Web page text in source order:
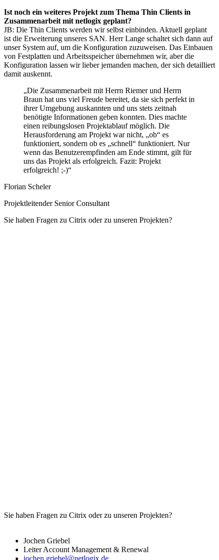
Ist noch ein weiteres Projekt zum Thema Thin Clients in
Zusammenarbeit mit netlogix geplant?
JB: Die Thin Clients werden wir selbst einbinden. Aktuell geplant
ist die Erweiterung unseres SAN. Herr Lange schaltet sich dann auf
unser System auf, um die Konfiguration zuzuweisen. Das Einbauen
von Festplatten und Arbeitsspeicher übernehmen wir, aber die
Konfiguration lassen wir lieber jemanden machen, der sich detailliert
damit auskennt.
„Die Zusammenarbeit mit Herrn Riemer und Herrn
Braun hat uns viel Freude bereitet, da sie sich perfekt in
ihrer Umgebung auskannten und uns stets zeitnah
benötigte Informationen geben konnten. Dies machte
einen reibungslosen Projektablauf möglich. Die
Herausforderung am Projekt war nicht, „ob“ es
funktioniert, sondern ob es „schnell“ funktioniert. Nur
wenn das Benutzerempfinden am Ende stimmt, gilt für
uns das Projekt als erfolgreich. Fazit: Projekt
erfolgreich! ;-)“
Florian Scheler
Projektleitender Senior Consultant
Sie haben Fragen zu Citrix oder zu unseren Projekten?
Sie haben Fragen zu Citrix oder zu unseren Projekten?
Jochen Griebel
Leiter Account Management & Renewal
jochen.griebel@netlogix.de